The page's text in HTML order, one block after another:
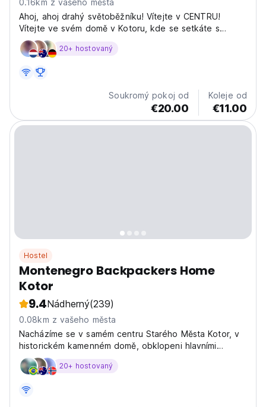
0.16km z vašeho města
Ahoj, ahoj drahý světoběžníku! Vítejte v CENTRU!
Vítejte ve svém domě v Kotoru, kde se setkáte s
novými
20+ hostovaný
Soukromý pokoj od
€20.00
Koleje od
€11.00
Hostel
Montenegro Backpackers Home
Kotor
9.4Nádherný(239)
0.08km z vašeho města
Nacházíme se v samém centru Starého Města Kotor, v
historickém kamenném domě, obklopeni hlavními
turistickými atrakcemi.
20+ hostovaný